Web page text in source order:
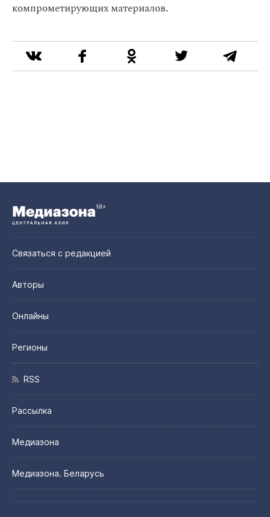
компрометирующих материалов.
Связаться с редакцией
Авторы
Онлайны
Регионы
RSS
Рассылка
Медиазона
Медиазона. Беларусь